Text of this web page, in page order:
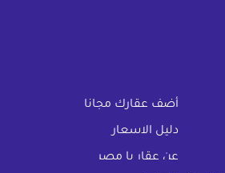
أضف عقارك مجانا
دليل الاسعار
عن عقار يا مصر